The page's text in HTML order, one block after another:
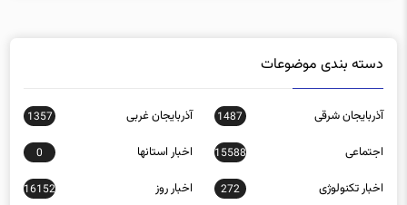
دسته بندی موضوعات
آذربایجان شرقی 1487 آذربایجان غربی 1357
اجتماعی 15588 اخبار استانها 0